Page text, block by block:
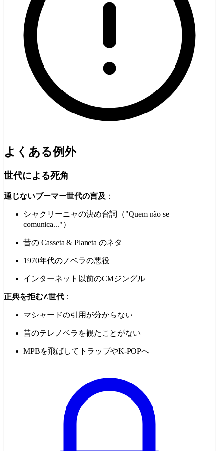
よくある例外
世代による死角
通じないブーマー世代の言及 ：
シャクリーニャの決め台詞（"Quem não se
comunica..."）
昔の Casseta & Planeta のネタ
1970年代のノベラの悪役
インターネット以前のCMジングル
正典を拒むZ世代 ：
マシャードの引用が分からない
昔のテレノベラを観たことがない
MPBを飛ばしてトラップやK-POPへ